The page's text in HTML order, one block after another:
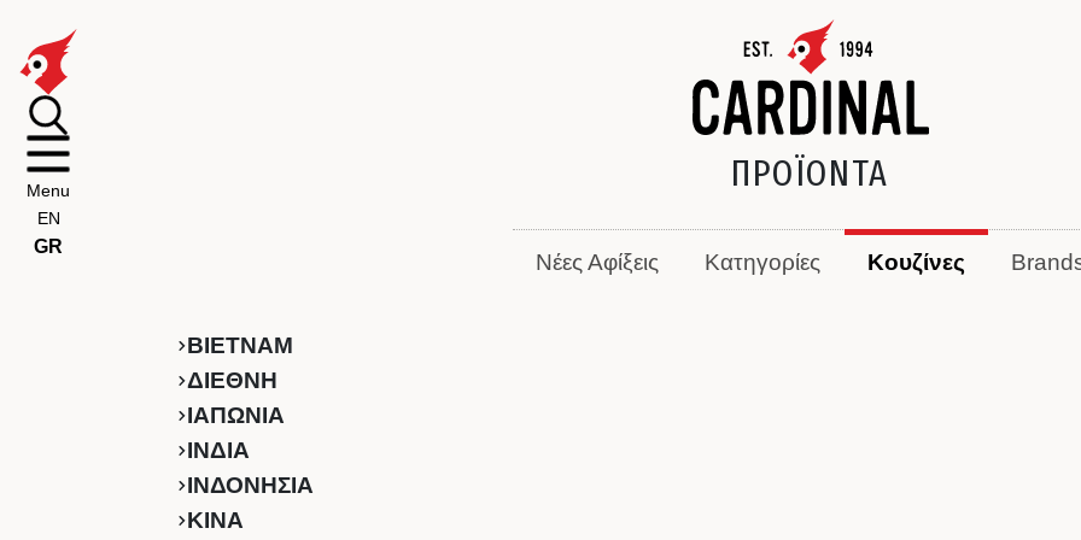
EN
GR
Menu ΠΡΟΪΟΝΤΑ
Νέες Αφίξεις Κατηγορίες Κουζίνες
ΒΙΕΤΝΑΜ
ΔΙΕΘΝΗ
ΙΑΠΩΝΙΑ
ΙΝΔΙΑ
ΙΝΔΟΝΗΣΙΑ
ΚINA